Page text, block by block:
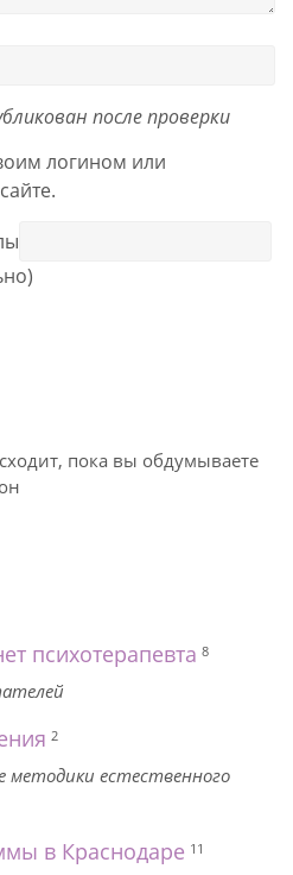
после проверки
логином или
пока вы обдумываете
психотерапевта 8
2
методики естественного
в Краснодаре 11